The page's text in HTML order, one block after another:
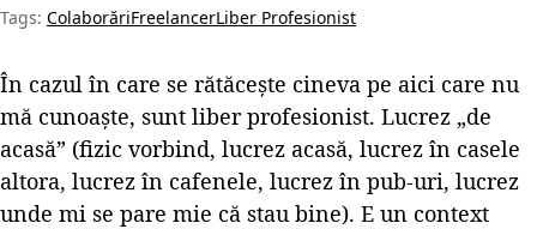
Tags: ColaborăriFreelancerLiber Profesionist
În cazul în care se rătăcește cineva pe aici care nu
mă cunoaște, sunt liber profesionist. Lucrez „de
acasă” (fizic vorbind, lucrez acasă, lucrez în casele
altora, lucrez în cafenele, lucrez în pub-uri, lucrez
unde mi se pare mie că stau bine). E un context